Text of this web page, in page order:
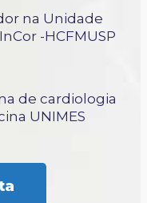
na Unidade
-HCFMUSP
de cardiologia
UNIMES